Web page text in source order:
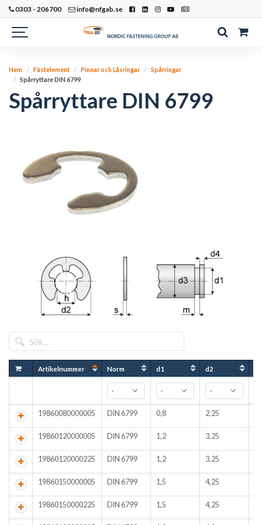
0303 - 206700 info@nfgab.se
Hem Fästelement Pinnar och Låsringar
Spårringar
Spårryttare DIN 6799
Spårryttare DIN 6799
Artikelnummer Norm d1 d2
19860080000005 DIN 6799 0,8 2,25
19860120000005 DIN 6799 1,2 3,25
19860120000225 DIN 6799 1,2 3,25
19860150000005 DIN 6799 1,5 4,25
19860150000225 DIN 6799 1,5 4,25